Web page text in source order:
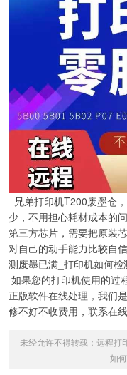
兄弟打印机T200废墨仓
少，不用担心耗材成本的
第三方芯片，需要把原装
对自己的动手能力比较自
测废墨已满_打印机如何检
如果您的打印机使用的过
正版软件在线处理，我们
修不好不收费用，联系在
未经允许不得转载： 远程打
如